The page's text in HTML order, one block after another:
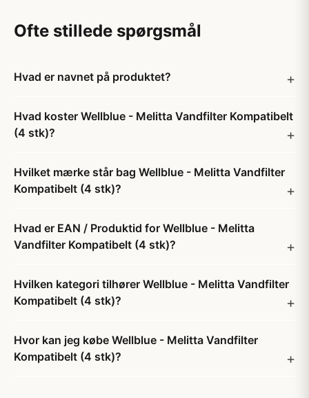
Ofte stillede spørgsmål
Hvad er navnet på produktet?
Hvad koster Wellblue - Melitta Vandfilter Kompatibelt
(4 stk)?
Hvilket mærke står bag Wellblue - Melitta Vandfilter
Kompatibelt (4 stk)?
Hvad er EAN / Produktid for Wellblue - Melitta
Vandfilter Kompatibelt (4 stk)?
Hvilken kategori tilhører Wellblue - Melitta Vandfilter
Kompatibelt (4 stk)?
Hvor kan jeg købe Wellblue - Melitta Vandfilter
Kompatibelt (4 stk)?